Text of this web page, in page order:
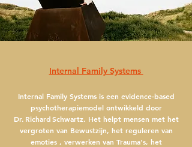
Internal Family Systems
Internal Family Systems is een evidence-based
psychotherapiemodel ontwikkeld door
Dr. Richard Schwartz. Het helpt mensen met het
vergroten van Bewustzijn, het reguleren van
emoties , verwerken van Trauma's, het